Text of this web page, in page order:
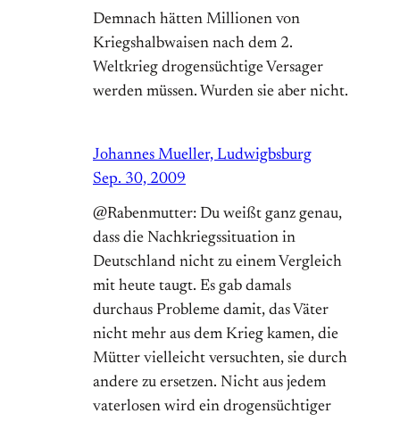
Demnach hätten Millionen von
Kriegshalbwaisen nach dem 2.
Weltkrieg drogensüchtige Versager
werden müssen. Wurden sie aber nicht.
Johannes Mueller, Ludwigbsburg
Sep. 30, 2009
@Rabenmutter: Du weißt ganz genau,
dass die Nachkriegssituation in
Deutschland nicht zu einem Vergleich
mit heute taugt. Es gab damals
durchaus Probleme damit, das Väter
nicht mehr aus dem Krieg kamen, die
Mütter vielleicht versuchten, sie durch
andere zu ersetzen. Nicht aus jedem
vaterlosen wird ein drogensüchtiger